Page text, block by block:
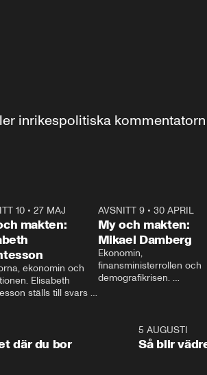
inrikespolitiska
10 •27 MAJ
makten:
ekonomin och
Elisabeth
ställs till svars
AVSNITT 9• 30 APRIL
My och makten:
Mikael Damberg
Ekonomin,
finansministerrollen och
demografikrisen.
och Makten.
1:06
där du bor
5 AUGUSTI
Så blir